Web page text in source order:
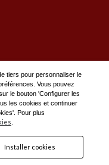
tiers pour personnaliser le
Vous pouvez
le bouton 'Configurer les
les cookies et continuer
Pour plus
Installer cookies